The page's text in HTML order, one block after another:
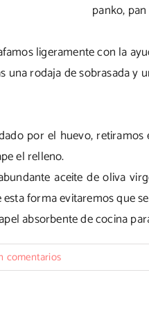
panko,
ligeramente con la
una rodaja de sobrasada y
por el huevo,
el relleno.
aceite de oliva
forma evitaremos que
absorbente de cocina
comentarios